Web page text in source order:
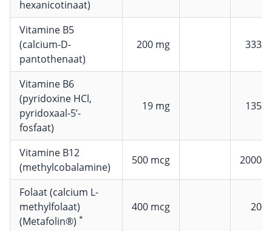
hexanicotinaat)
Vitamine B5
(calcium-D-
pantothenaat)
200 mg
Vitamine B6
(pyridoxine HCl,
pyridoxaal-5’-
fosfaat)
19 mg
Vitamine B12
(methylcobalamine)
500 mcg
Folaat (calcium L-
methylfolaat)
(Metafolin®) *
400 mcg